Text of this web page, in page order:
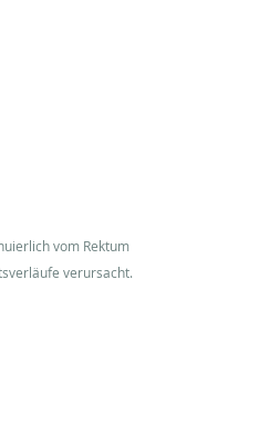
vom Rektum
verursacht.